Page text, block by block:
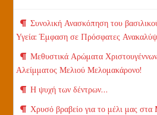
Συνολική Ανασκόπηση του
Υγεία: Έμφαση σε Πρόσφατες
Μεθυστικά Αρώματα
Αλείμματος Μελιού Μελομακάρονο!
Η ψυχή των δέντρων…
Χρυσό βραβείο για το μέλι μας